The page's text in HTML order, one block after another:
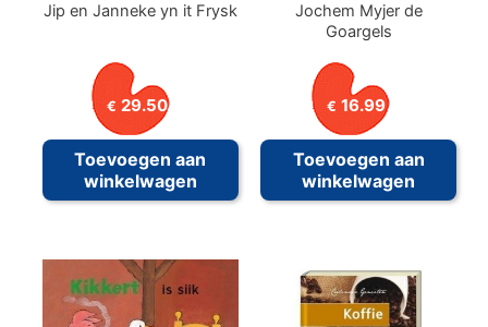
Jip en Janneke yn it Frysk
€ 29.50
Toevoegen aan
winkelwagen
Jochem Myjer de
Goargels
€ 16.99
Toevoegen aan
winkelwagen